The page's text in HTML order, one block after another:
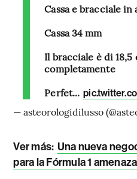
Cassa e bracciale in
Cassa 34 mm
Il bracciale è di
completamente
Perfet...
— asteorologidilusso
Ver más: Una nueva
para la Fórmula 1